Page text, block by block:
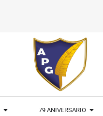
79 ANIVERSARIO